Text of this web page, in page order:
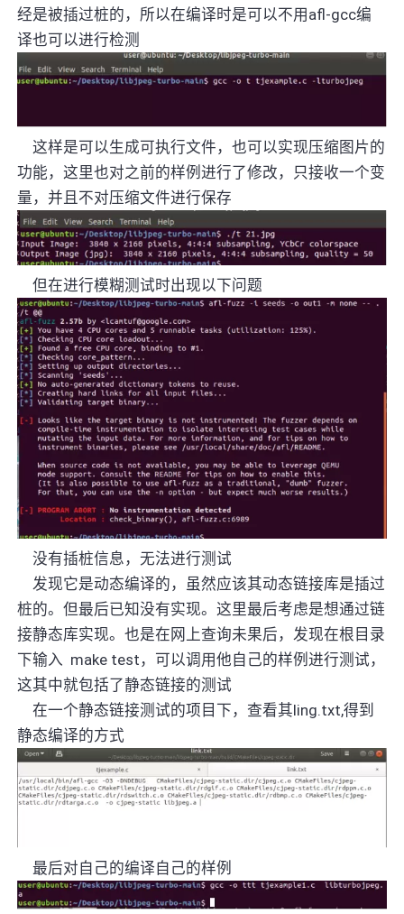
经是被插过桩的，所以在编译时是可以不用 afl-gcc编
译也可以进行检测
这样是可以生成可执行文件，也可以实现压缩图片的
功能，这里也对之前的样例进行了修改，只接收一个变
量，并且不对压缩文件进行保存
但在进行模糊测试时出现以下问题
没有插桩信息，无法进行测试
发现它是动态编译的，虽然应该其动态链接库是插过
桩的。但最后已知没有实现。这里最后考虑是想通过链
接静态库实现。也是在网上查询未果后，发现在根目录
下输入 make test ，可以调用他自己的样例进行测试，
这其中就包括了静态链接的测试
在一个静态链接测试的项目下，查看其ling.txt,得到
静态编译的方式
最后对自己的编译自己的样例